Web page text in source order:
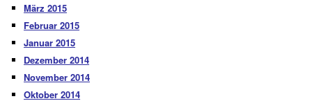
März 2015
Februar 2015
Januar 2015
Dezember 2014
November 2014
Oktober 2014